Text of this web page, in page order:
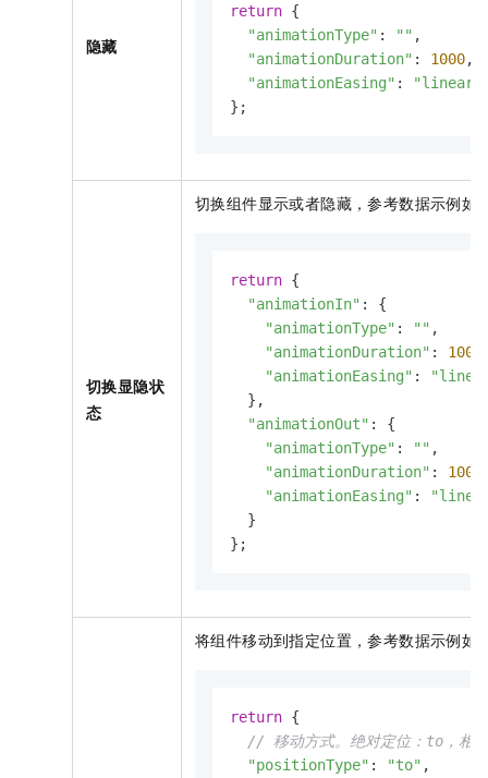
隐藏
return {
"animationType" : "" ,
"animationDuration" : 1000,
"animationEasing" :
"linear"
};
切换显隐状
态
切换组件显示或者隐藏，参考数据示例如
return {
"animationIn" : {
"animationType" : "" ,
"animationDuration" : 1000
"animationEasing" :
  },
"animationOut" : {
"animationType" : "" ,
"animationDuration" : 1000
"animationEasing" :
  }
};
将组件移动到指定位置，参考数据示例如
return {
// 移动方式。绝对定位：to，相
"positionType" : "to" ,